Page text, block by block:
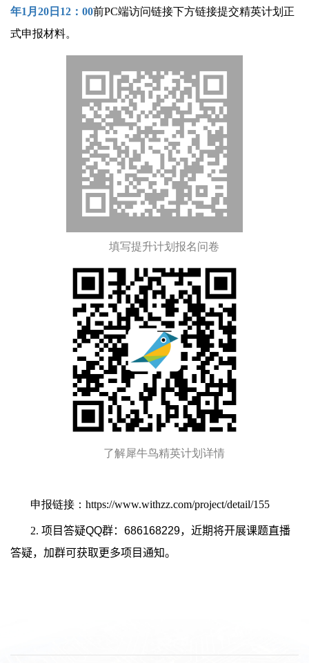
年1 月 20 日 12 ： 00前PC端访问链接下方链接提交精英计划正
式申报材料。
填写提升计划报名问卷
了解犀牛鸟精英计划详情
申报链接： https://www.withzz.com/project/detail/155
2. 项目答疑QQ群： 686168229，近期将开展课题直播
答疑，加群可获取更多项目通知。